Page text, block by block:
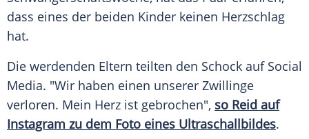
dass eines der beiden Kinder keinen Herzschlag
hat.
Die werdenden Eltern teilten den Schock auf Social
Media. "Wir haben einen unserer Zwillinge
verloren. Mein Herz ist gebrochen", so Reid auf
Instagram zu dem Foto eines Ultraschallbildes.